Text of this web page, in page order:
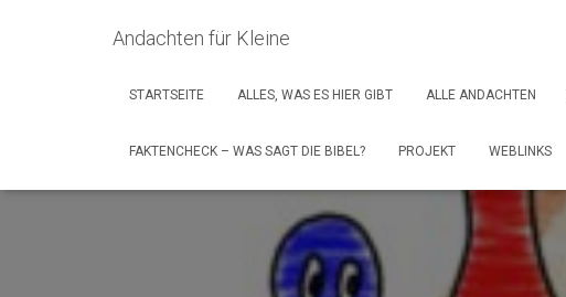
Andachten für Kleine
STARTSEITE ALLES, WAS ES HIER GIBT ALLE ANDACHTEN
FAKTENCHECK – WAS SAGT DIE BIBEL? PROJEKT WEBLINKS